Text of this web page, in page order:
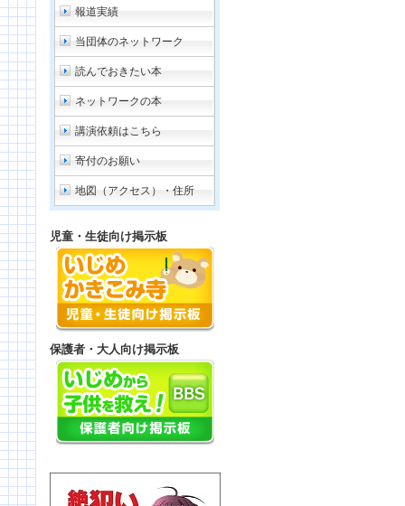
報道実績
当団体のネットワーク
読んでおきたい本
ネットワークの本
講演依頼はこちら
寄付のお願い
地図（アクセス）・住所
児童・生徒向け掲示板
保護者・大人向け掲示板